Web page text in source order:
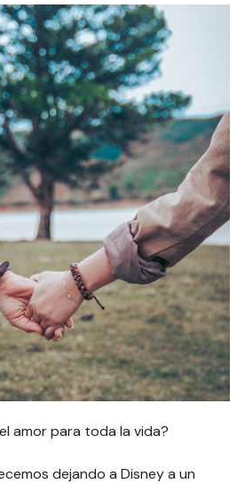
amor para toda la vida?
dejando a Disney a un